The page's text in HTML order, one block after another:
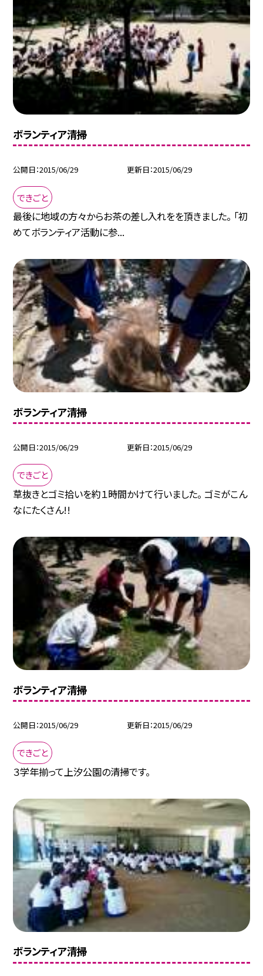
ボランティア清掃
公開日 2015/06/29 更新日 2015/06/29
できごと
最後に地域の方々からお茶の差し入れをを頂きました。 「初
めてボランティア活動に参...
ボランティア清掃
公開日 2015/06/29 更新日 2015/06/29
できごと
草抜きとゴミ拾いを約１時間かけて行いました。 ゴミがこん
なにたくさん!!
ボランティア清掃
公開日 2015/06/29 更新日 2015/06/29
できごと
３学年揃って上汐公園の清掃です。
ボランティア清掃